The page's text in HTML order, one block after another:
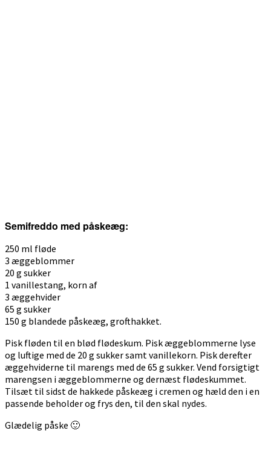
Semifreddo med påskeæg:
250 ml fløde
3 æggeblommer
20 g sukker
1 vanillestang, korn af
3 æggehvider
65 g sukker
150 g blandede påskeæg, grofthakket.
Pisk fløden til en blød flødeskum. Pisk æggeblommerne lyse
og luftige med de 20 g sukker samt vanillekorn. Pisk derefter
æggehviderne til marengs med de 65 g sukker. Vend forsigtigt
marengsen i æggeblommerne og dernæst flødeskummet.
Tilsæt til sidst de hakkede påskeæg i cremen og hæld den i en
passende beholder og frys den, til den skal nydes.
Glædelig påske 🙂